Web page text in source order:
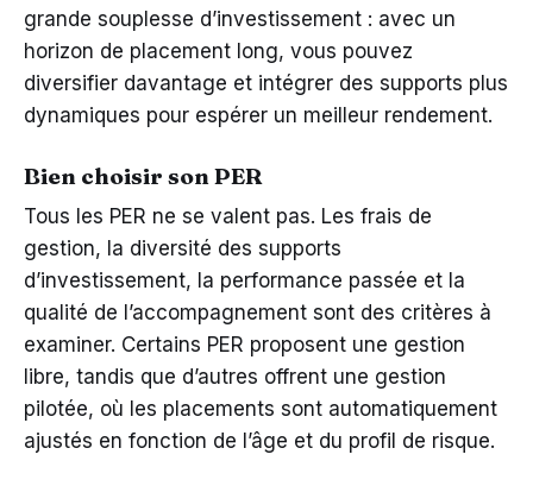
grande souplesse d’investissement : avec un
horizon de placement long, vous pouvez
diversifier davantage et intégrer des supports plus
dynamiques pour espérer un meilleur rendement.
Bien choisir son PER
Tous les PER ne se valent pas. Les frais de
gestion, la diversité des supports
d’investissement, la performance passée et la
qualité de l’accompagnement sont des critères à
examiner. Certains PER proposent une gestion
libre, tandis que d’autres offrent une gestion
pilotée, où les placements sont automatiquement
ajustés en fonction de l’âge et du profil de risque.